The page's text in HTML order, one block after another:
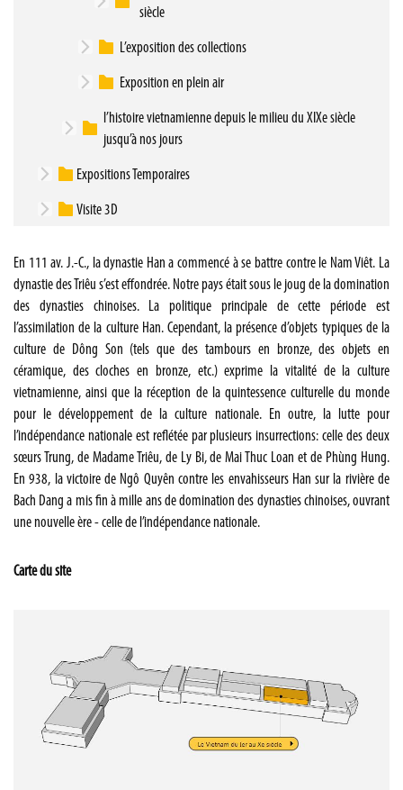
siècle
L’exposition des collections
Exposition en plein air
l’histoire vietnamienne depuis le milieu du XIXe siècle
jusqu’à nos jours
Expositions Temporaires
Visite 3D
En 111 av. J.-C., la dynastie Han a commencé à se battre contre le Nam Viêt. La
dynastie des Triêu s’est effondrée. Notre pays était sous le joug de la domination
des dynasties chinoises. La politique principale de cette période est
l’assimilation de la culture Han. Cependant, la présence d’objets typiques de la
culture de Dông Son (tels que des tambours en bronze, des objets en
céramique, des cloches en bronze, etc.) exprime la vitalité de la culture
vietnamienne, ainsi que la réception de la quintessence culturelle du monde
pour le développement de la culture nationale. En outre, la lutte pour
l’indépendance nationale est reflétée par plusieurs insurrections: celle des deux
sœurs Trung, de Madame Triêu, de Ly Bi, de Mai Thuc Loan et de Phùng Hung.
En 938, la victoire de Ngô Quyên contre les envahisseurs Han sur la rivière de
Bach Dang a mis fin à mille ans de domination des dynasties chinoises, ouvrant
une nouvelle ère - celle de l’indépendance nationale.
Carte du site